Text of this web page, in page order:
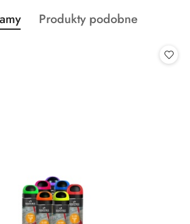
produktów
Produkty
Produkty podobne